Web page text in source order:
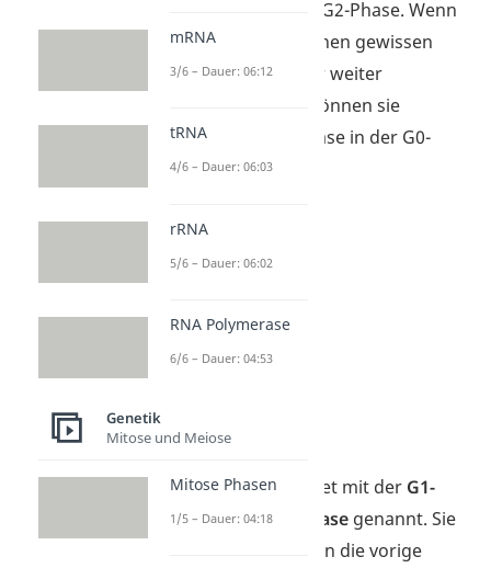
Phase, S-Phase und G2-Phase. Wenn
sich die Zellen für einen gewissen
Zeitraum nicht mehr weiter
vermehren sollen, können sie
während der G1-Phase in der G0-
Phase ruhen.
G1-Phase
Die Interphase startet mit der G1-
Phase, auchGap-Phase genannt. Sie
schließt sich direkt an die vorige
mRNA
3/6 – Dauer: 06:12
tRNA
4/6 – Dauer: 06:03
rRNA
5/6 – Dauer: 06:02
RNA Polymerase
6/6 – Dauer: 04:53
Genetik
Mitose und Meiose
Mitose Phasen
1/5 – Dauer: 04:18